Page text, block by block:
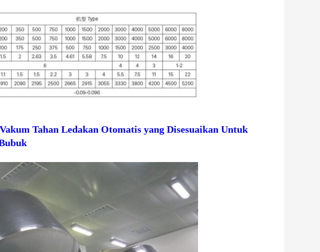
Tahan Ledakan Otomatis yang Disesuaikan Untuk